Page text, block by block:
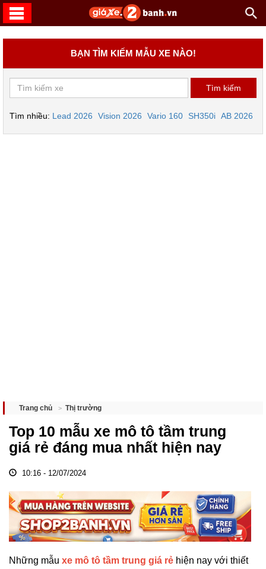
BẠN TÌM KIẾM MẪU XE NÀO!
Tìm nhiều: Lead 2026 Vision 2026 Vario 160 SH350i AB 2026
Trang chủ Thị trường
Top 10 mẫu xe mô tô tầm trung
giá rẻ đáng mua nhất hiện nay
10:16 - 12/07/2024
Những mẫu xe mô tô tầm trung giá rẻ hiện nay với thiết